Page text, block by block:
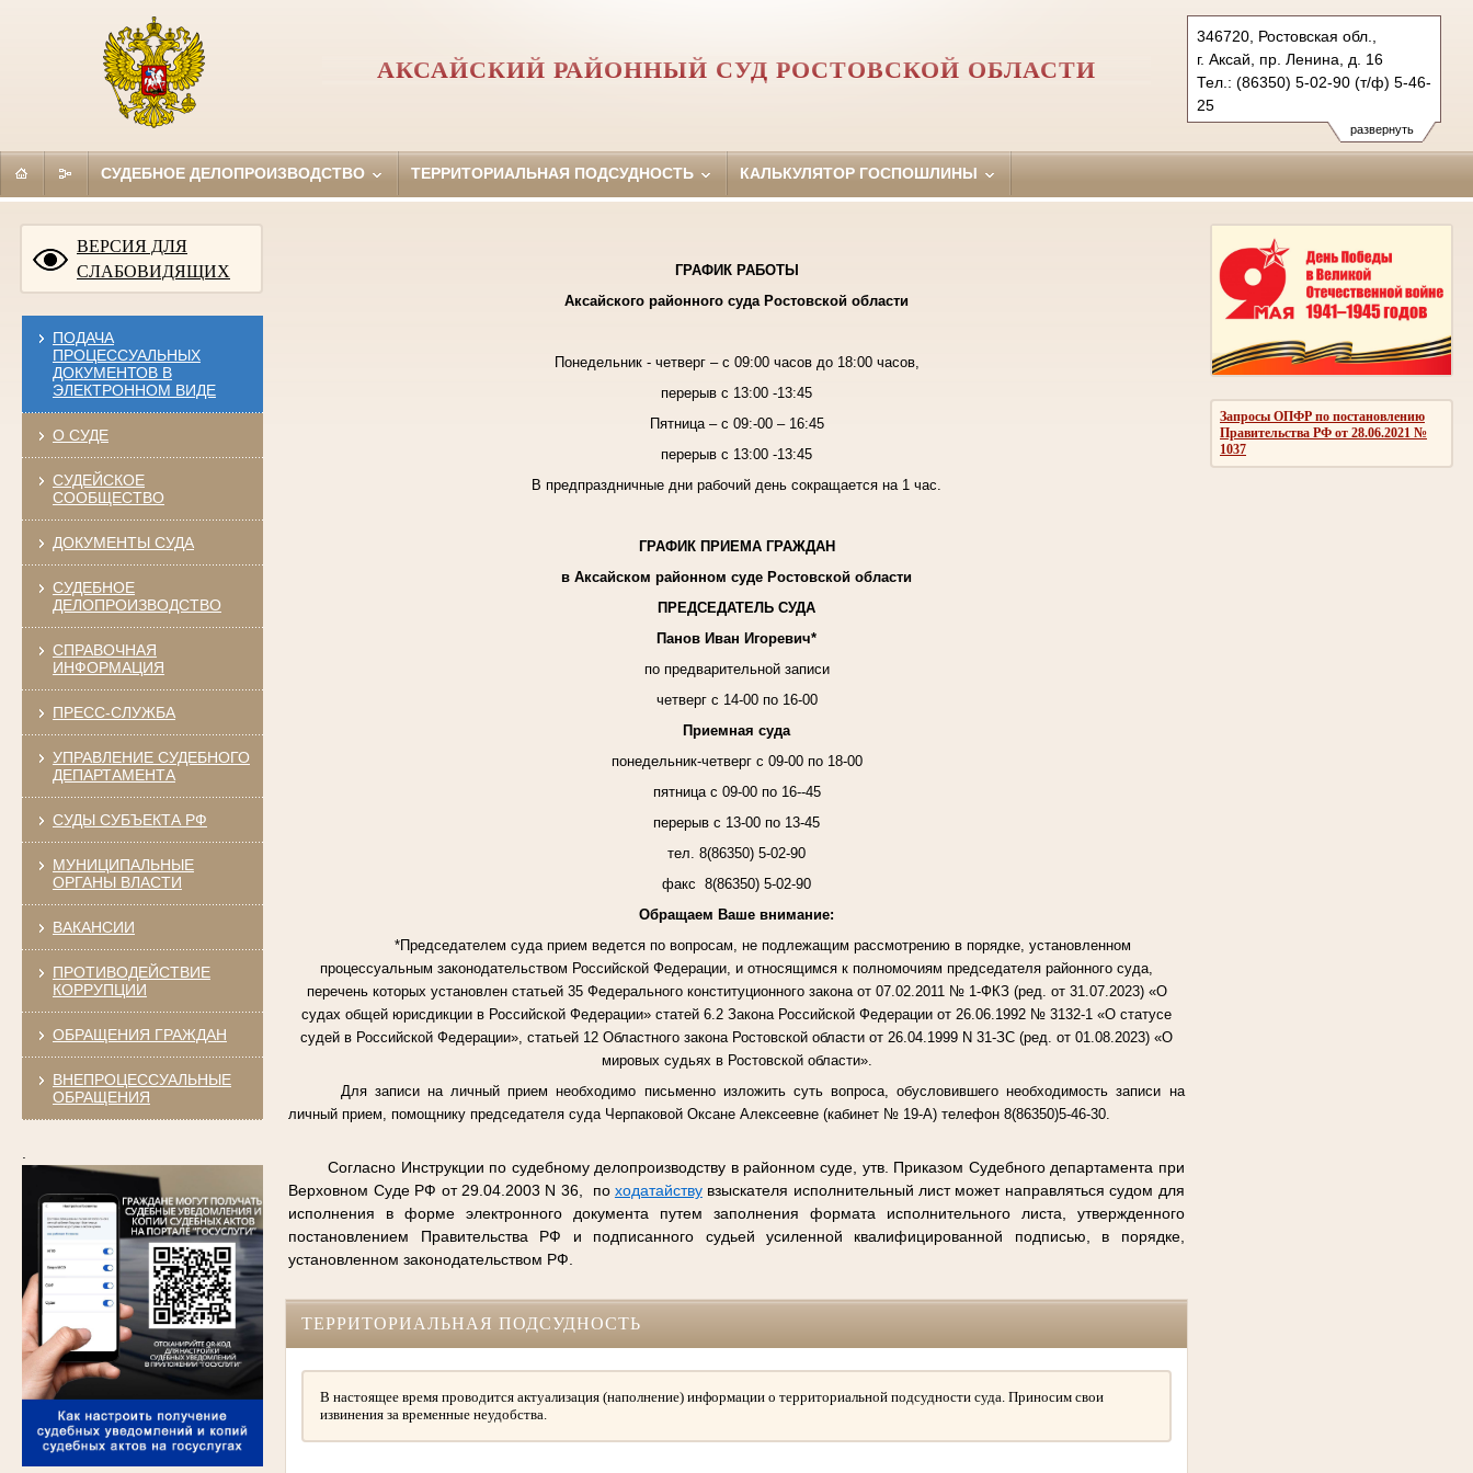
развернуть
346720, Ростовская обл.,
г. Аксай, пр. Ленина, д. 16
Тел.: (86350) 5-02-90 (т/ф) 5-46-
25
aksajsky.ros@sudrf.ru
схема проезда
АКСАЙСКИЙ РАЙОННЫЙ СУД РОСТОВСКОЙ ОБЛАСТИ
СУДЕБНОЕ ДЕЛОПРОИЗВОДСТВО ТЕРРИТОРИАЛЬНАЯ ПОДСУДНОСТЬ КАЛЬКУЛЯТОР ГОСПОШЛИНЫ
ВЕРСИЯ ДЛЯ
СЛАБОВИДЯЩИХ
ПОДАЧА
ПРОЦЕССУАЛЬНЫХ
ДОКУМЕНТОВ В
ЭЛЕКТРОННОМ ВИДЕ
О СУДЕ
СУДЕЙСКОЕ
СООБЩЕСТВО
ДОКУМЕНТЫ СУДА
СУДЕБНОЕ
ДЕЛОПРОИЗВОДСТВО
СПРАВОЧНАЯ
ИНФОРМАЦИЯ
ПРЕСС-СЛУЖБА
УПРАВЛЕНИЕ СУДЕБНОГО
ДЕПАРТАМЕНТА
СУДЫ СУБЪЕКТА РФ
МУНИЦИПАЛЬНЫЕ
ОРГАНЫ ВЛАСТИ
ВАКАНСИИ
ПРОТИВОДЕЙСТВИЕ
КОРРУПЦИИ
ОБРАЩЕНИЯ ГРАЖДАН
ВНЕПРОЦЕССУАЛЬНЫЕ
ОБРАЩЕНИЯ
Запросы ОПФР по постановлению
Правительства РФ от 28.06.2021 №
1037
ГРАФИК РАБОТЫ
Аксайского районного суда Ростовской области
Понедельник - четверг– с 09:00 часов до 18:00 часов,
перерыв с 13:00 -13:45
Пятница – с 09:-00 – 16:45
перерыв с 13:00 -13:45
В предпраздничные дни рабочий день сокращается на 1 час.
ГРАФИК ПРИЕМА ГРАЖДАН
в Аксайском районном суде Ростовской области
ПРЕДСЕДАТЕЛЬ СУДА
Панов Иван Игоревич*
по предварительной записи
четверг с 14-00 по 16-00
Приемная суда
понедельник-четверг с 09-00 по 18-00
пятница с 09-00 по 16--45
перерыв с 13-00 по 13-45
тел. 8(86350) 5-02-90
факс 8(86350) 5-02-90
Обращаем Ваше внимание:
*Председателем суда прием ведется по вопросам, не подлежащим рассмотрению в порядке, установленном
процессуальным законодательством Российской Федерации, и относящимся к полномочиям председателя районного суда,
перечень которых установлен статьей 35 Федерального конституционного закона от 07.02.2011 № 1-ФКЗ (ред. от 31.07.2023) «О
судах общей юрисдикции в Российской Федерации» статей 6.2 Закона Российской Федерации от 26.06.1992 № 3132-1 «О статусе
судей в Российской Федерации», статьей 12 Областного закона Ростовской области от 26.04.1999 N 31-ЗС (ред. от 01.08.2023) «О
мировых судьях в Ростовской области».
Для записи на личный прием необходимо письменно изложить суть вопроса, обусловившего необходимость записи на
личный прием, помощнику председателя суда Черпаковой Оксане Алексеевне (кабинет № 19-А) телефон 8(86350)5-46-30.
Согласно Инструкции по судебному делопроизводству в районном суде, утв. Приказом Судебного департамента при
Верховном Суде РФ от 29.04.2003 N 36, по ходатайствувзыскателя исполнительный лист может направляться судом для
исполнения в форме электронного документа путем заполнения формата исполнительного листа, утвержденного
постановлением Правительства РФ и подписанного судьей усиленной квалифицированной подписью, в порядке,
установленном законодательством РФ.
ТЕРРИТОРИАЛЬНАЯ ПОДСУДНОСТЬ
В настоящее время проводится актуализация (наполнение) информации о территориальной подсудности суда. Приносим свои
извинения за временные неудобства.